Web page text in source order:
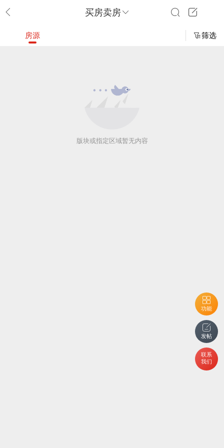
买房卖房
功能
发帖
联系
我们
房源 筛选
版块或指定区域暂无内容